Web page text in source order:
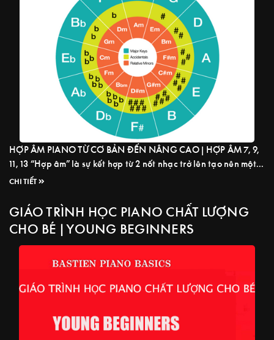
HỢP ÂM PIANO TỪ CƠ BẢN ĐẾN NÂNG CAO | HỢP ÂM 7, 9,
11, 13 “Hợp âm” là sự kết hợp từ 2 nốt nhạc trở lên tạo nên một
âm thanh màu sắc, hợp rất quan trọng đối với người học cover
CHI TIẾT
GIÁO TRÌNH HỌC PIANO CHẤT LƯỢNG
CHO BÉ | YOUNG BEGINNERS